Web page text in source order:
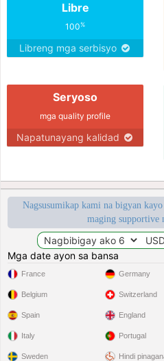
Libre
100%
Libreng mga serbisyo
Seryoso
mga quality profile
Napatunayang kalidad
Nagsusumikap kami na bigyan
maging supportive
Mga date ayon sa bansa
France
Belgium
Spain
Italy
Sweden
Germany
Switzerland
England
Portugal
Hindi